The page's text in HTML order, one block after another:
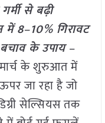
से बढ़ी
8–10% गिरावट
बचाव के उपाय–
मार्च के शुरुआत में
जा रहा है जो
सेल्सियस तक